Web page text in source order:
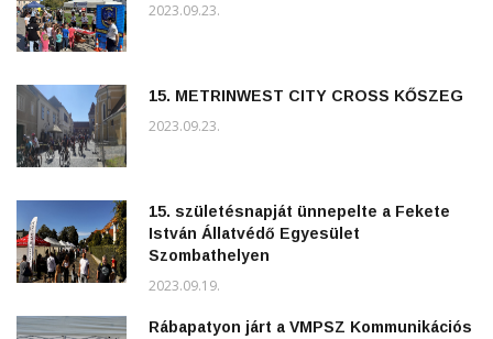
2023.09.23.
15. METRINWEST CITY CROSS KŐSZEG
2023.09.23.
15. születésnapját ünnepelte a Fekete
István Állatvédő Egyesület
Szombathelyen
2023.09.19.
Rábapatyon járt a VMPSZ Kommunikációs